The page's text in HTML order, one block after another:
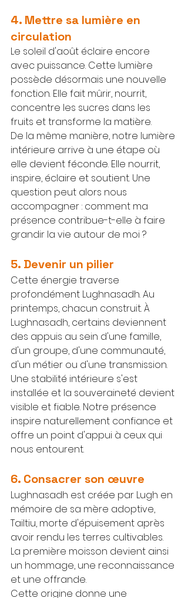
4. Mettre sa lumière en
circulation
Le soleil d'août éclaire encore
avec puissance. Cette lumière
possède désormais une nouvelle
fonction. Elle fait mûrir, nourrit,
concentre les sucres dans les
fruits et transforme la matière.
De la même manière, notre lumière
intérieure arrive à une étape où
elle devient féconde. Elle nourrit,
inspire, éclaire et soutient. Une
question peut alors nous
accompagner : comment ma
présence contribue-t-elle à faire
grandir la vie autour de moi ?
5. Devenir un pilier
Cette énergie traverse
profondément Lughnasadh. Au
printemps, chacun construit. À
Lughnasadh, certains deviennent
des appuis au sein d'une famille,
d'un groupe, d'une communauté,
d'un métier ou d'une transmission.
Une stabilité intérieure s'est
installée et la souveraineté devient
visible et fiable. Notre présence
inspire naturellement confiance et
offre un point d'appui à ceux qui
nous entourent.
6. Consacrer son œuvre
Lughnasadh est créée par Lugh en
mémoire de sa mère adoptive,
Tailtiu, morte d'épuisement après
avoir rendu les terres cultivables.
La première moisson devient ainsi
un hommage, une reconnaissance
et une offrande.
Cette origine donne une